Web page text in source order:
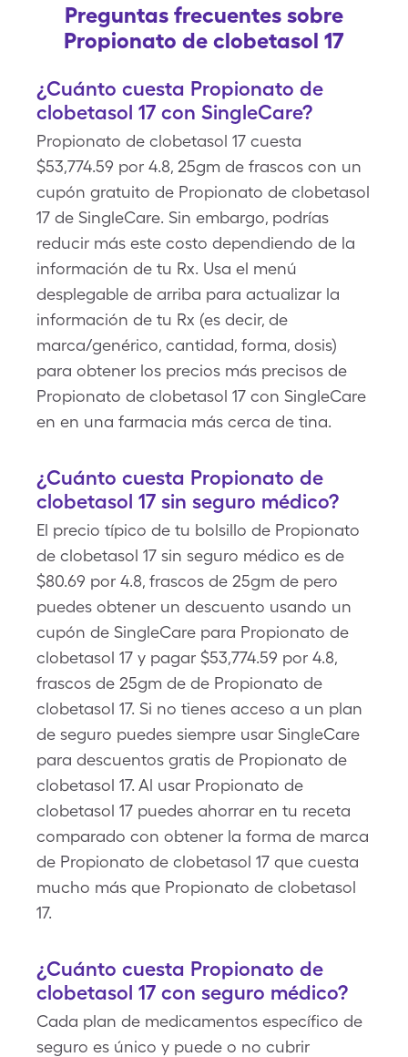
Preguntas frecuentes sobre
Propionato de clobetasol 17
¿Cuánto cuesta Propionato de
clobetasol 17 con SingleCare?
Propionato de clobetasol 17 cuesta
$53,774.59 por 4.8, 25gm de frascos con un
cupón gratuito de Propionato de clobetasol
17 de SingleCare. Sin embargo, podrías
reducir más este costo dependiendo de la
información de tu Rx. Usa el menú
desplegable de arriba para actualizar la
información de tu Rx (es decir, de
marca/genérico, cantidad, forma, dosis)
para obtener los precios más precisos de
Propionato de clobetasol 17 con SingleCare
en en una farmacia más cerca de tina.
¿Cuánto cuesta Propionato de
clobetasol 17 sin seguro médico?
El precio típico de tu bolsillo de Propionato
de clobetasol 17 sin seguro médico es de
$80.69 por 4.8, frascos de 25gm de pero
puedes obtener un descuento usando un
cupón de SingleCare para Propionato de
clobetasol 17 y pagar $53,774.59 por 4.8,
frascos de 25gm de de Propionato de
clobetasol 17. Si no tienes acceso a un plan
de seguro puedes siempre usar SingleCare
para descuentos gratis de Propionato de
clobetasol 17. Al usar Propionato de
clobetasol 17 puedes ahorrar en tu receta
comparado con obtener la forma de marca
de Propionato de clobetasol 17 que cuesta
mucho más que Propionato de clobetasol
17.
¿Cuánto cuesta Propionato de
clobetasol 17 con seguro médico?
Cada plan de medicamentos específico de
seguro es único y puede o no cubrir